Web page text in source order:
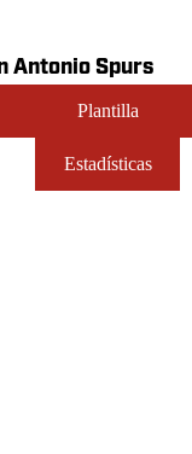
Antonio Spurs
Plantilla
Estadísticas